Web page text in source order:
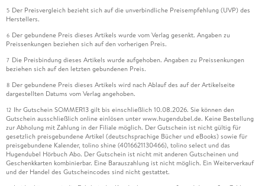
5 Der Preisvergleich bezieht sich auf die unverbindliche Preisempfehlung (UVP) des
Herstellers.
6 Der gebundene Preis dieses Artikels wurde vom Verlag gesenkt. Angaben zu
Preissenkungen beziehen sich auf den vorherigen Preis.
7 Die Preisbindung dieses Artikels wurde aufgehoben. Angaben zu Preissenkungen
beziehen sich auf den letzten gebundenen Preis.
8 Der gebundene Preis dieses Artikels wird nach Ablauf des auf der Artikelseite
dargestellten Datums vom Verlag angehoben.
12 Ihr Gutschein SOMMER13 gilt bis einschließlich 10.08.2026. Sie können den
Gutschein ausschließlich online einlösen unter www.hugendubel.de. Keine Bestellung
zur Abholung mit Zahlung in der Filiale möglich. Der Gutschein ist nicht gültig für
gesetzlich preisgebundene Artikel (deutschsprachige Bücher und eBooks) sowie für
preisgebundene Kalender, tolino shine (4016621130466), tolino select und das
Hugendubel Hörbuch Abo. Der Gutschein ist nicht mit anderen Gutscheinen und
Geschenkkarten kombinierbar. Eine Barauszahlung ist nicht möglich. Ein Weiterverkauf
und der Handel des Gutscheincodes sind nicht gestattet.